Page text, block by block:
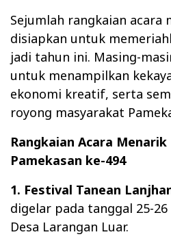
Sejumlah rangkaian acara
disiapkan untuk
jadi tahun ini. Masing-
untuk menampilkan
ekonomi kreatif, serta
royong masyarakat
Rangkaian Acara Menarik
Pamekasan ke-494
1. Festival Tanean
digelar pada tanggal 25-
Desa Larangan Luar.